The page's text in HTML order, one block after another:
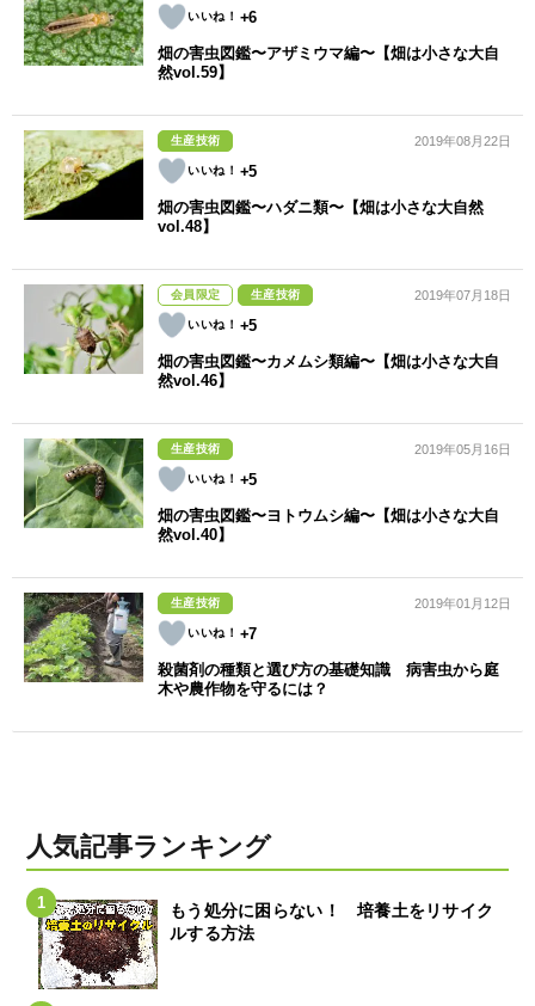
+6
畑の害虫図鑑〜アザミウマ編〜【畑は小さな大自
然vol.59】
生産技術
+5
2019年08月22日
畑の害虫図鑑〜ハダニ類〜【畑は小さな大自然
vol.48】
会員限定 生産技術
+5
2019年07月18日
畑の害虫図鑑〜カメムシ類編〜【畑は小さな大自
然vol.46】
生産技術
+5
2019年05月16日
畑の害虫図鑑〜ヨトウムシ編〜【畑は小さな大自
然vol.40】
生産技術
+7
2019年01月12日
殺菌剤の種類と選び方の基礎知識 病害虫から庭
木や農作物を守るには？
人気記事ランキング
もう処分に困らない！ 培養土をリサイク
ルする方法